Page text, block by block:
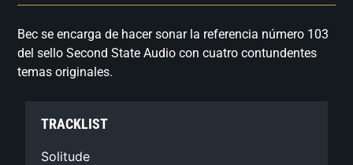
Bec se encarga de hacer sonar la referencia número 103
del sello Second State Audio con cuatro contundentes
temas originales.
TRACKLIST
Solitude